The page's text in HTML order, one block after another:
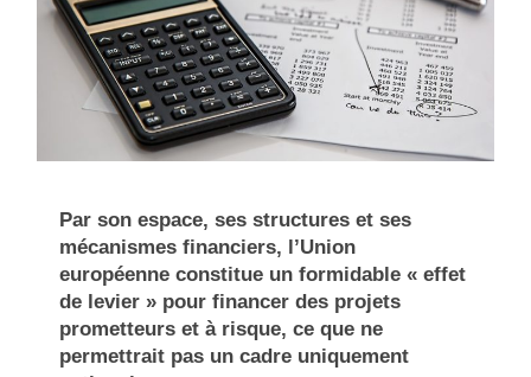
Par son espace, ses structures et ses
mécanismes financiers, l’Union
européenne constitue un formidable « effet
de levier » pour financer des projets
prometteurs et à risque, ce que ne
permettrait pas un cadre uniquement